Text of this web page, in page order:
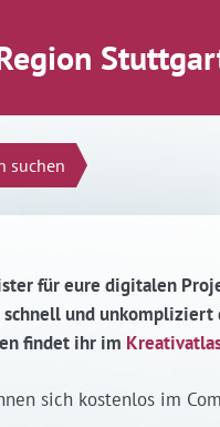
suchen
für eure digitalen
und unkompliziert
findet ihr im
sich kostenlos im